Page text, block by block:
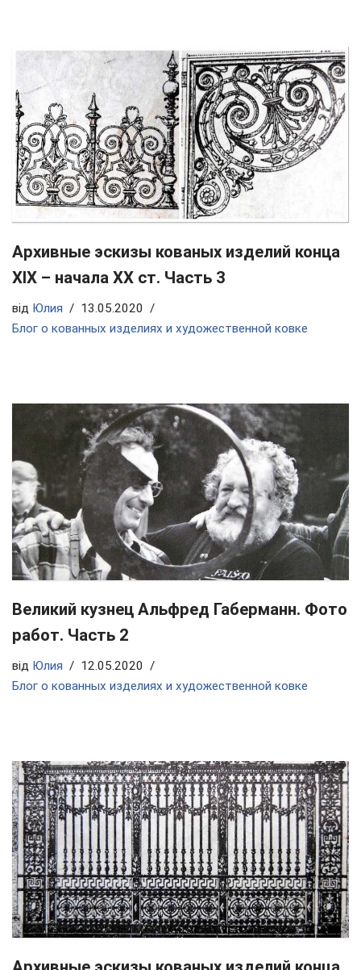
Архивные эскизы кованых изделий конца
ХIX – начала ХХ ст. Часть 3
від Юлия
13.05.2020
Блог о кованных изделиях и художественной ковке
Великий кузнец Альфред Габерманн. Фото
работ. Часть 2
від Юлия
12.05.2020
Блог о кованных изделиях и художественной ковке